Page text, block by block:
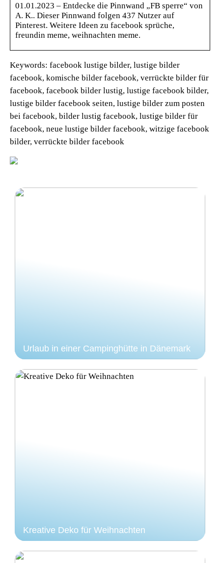
01.01.2023 – Entdecke die Pinnwand „FB sperre“ von
A. K.. Dieser Pinnwand folgen 437 Nutzer auf
Pinterest. Weitere Ideen zu facebook sprüche,
freundin meme, weihnachten meme.
Keywords: facebook lustige bilder, lustige bilder
facebook, komische bilder facebook, verrückte bilder für
facebook, facebook bilder lustig, lustige facebook bilder,
lustige bilder facebook seiten, lustige bilder zum posten
bei facebook, bilder lustig facebook, lustige bilder für
facebook, neue lustige bilder facebook, witzige facebook
bilder, verrückte bilder facebook
Urlaub in einer Campinghütte in Dänemark
Kreative Deko für Weihnachten